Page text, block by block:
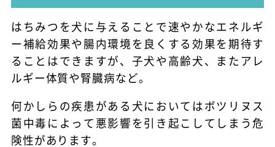
はちみつを犬に与えることで速やかなエネルギ
ー補給効果や腸内環境を良くする効果を期待す
ることはできますが、子犬や高齢犬、またアレ
ルギー体質や腎臓病など。
何かしらの疾患がある犬においてはボツリヌス
菌中毒によって悪影響を引き起こしてしまう危
険性があります。